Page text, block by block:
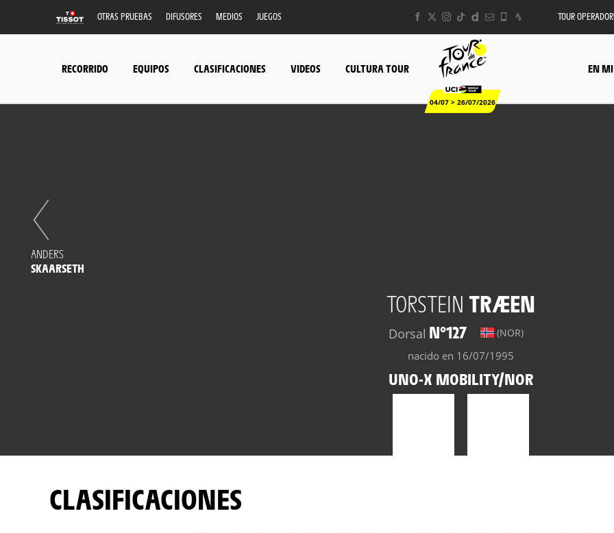
OTRAS PRUEBAS DIFUSORES MEDIOS JUEGOS TOUR
RECORRIDO EQUIPOS CLASIFICACIONES VIDEOS CULTURA TOUR
04/07 > 26/07/2026
EN MI
TORSTEIN TRÆEN
Dorsal N°127 (NOR)
nacido en 16/07/1995
UNO-X MOBILITY/NOR
ANDERS
SKAARSETH
CLASIFICACIONES